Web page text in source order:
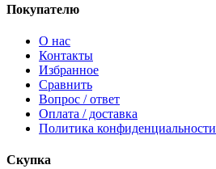
Покупателю
О нас
Контакты
Избранное
Сравнить
Вопрос / ответ
Оплата / доставка
Политика конфиденциальности
Скупка